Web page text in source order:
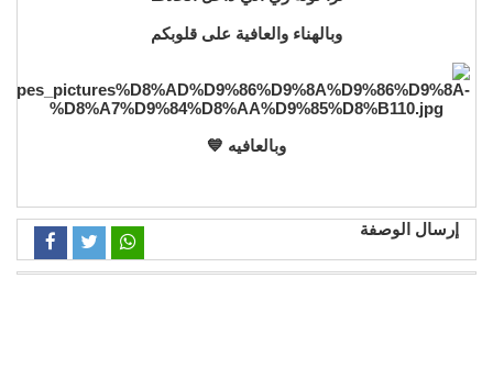
وبالهناء والعافية على قلوبكم
وبالعافيه 💙
إرسال الوصفة